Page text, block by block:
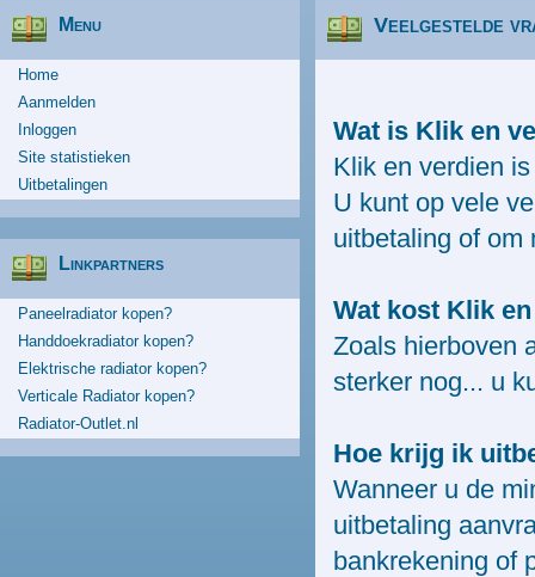
Veelgestelde
Wat is Klik en
Klik en verdien
U kunt op vele
uitbetaling of om
Wat kost Klik
Zoals hierboven
sterker nog... u
Hoe krijg ik
Wanneer u de
uitbetaling
bankrekening of
Menu
Home
Aanmelden
Inloggen
Site statistieken
Uitbetalingen
Linkpartners
Paneelradiator kopen?
Handdoekradiator kopen?
Elektrische radiator kopen?
Verticale Radiator kopen?
Radiator-Outlet.nl